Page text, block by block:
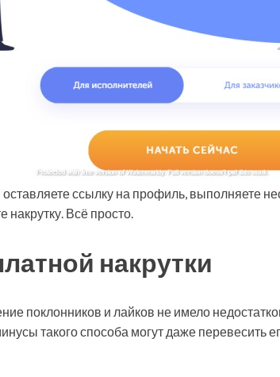
ссылку на профиль, выполняете
накрутку. Всё просто.
накрутки
поклонников и лайков не имело
такого способа могут даже перевесить